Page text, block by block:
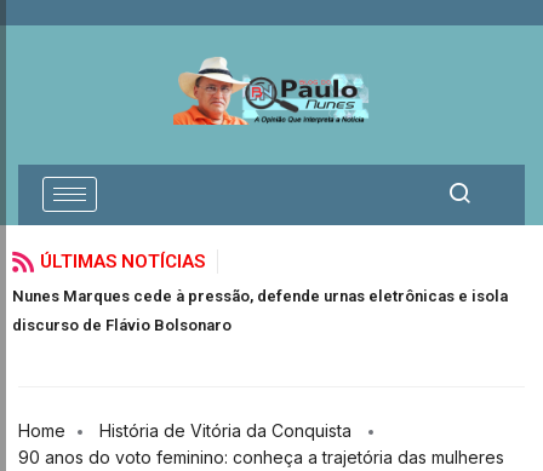
ÚLTIMAS NOTÍCIAS
Impostos, justiça social e a educação financeira que o Brasil não
ensina
Home
História de Vitória da Conquista
90 anos do voto feminino: conheça a trajetória das mulheres